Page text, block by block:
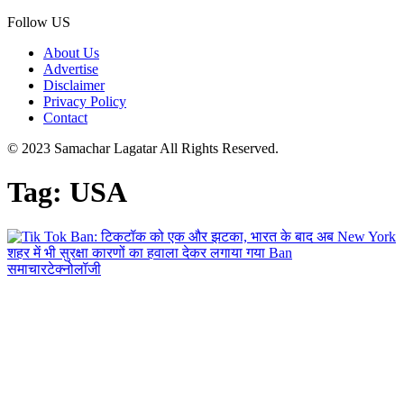
Follow US
About Us
Advertise
Disclaimer
Privacy Policy
Contact
© 2023 Samachar Lagatar All Rights Reserved.
Tag: USA
समाचारटेक्नोलॉजी